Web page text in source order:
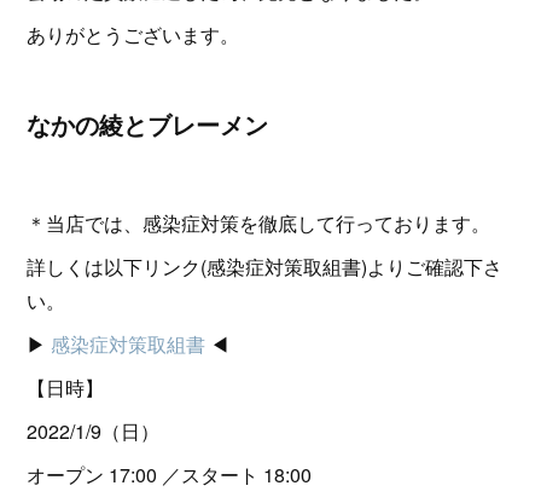
ありがとうございます。
なかの綾とブレーメン
＊当店では、感染症対策を徹底して行っております。
詳しくは以下リンク(感染症対策取組書)よりご確認下さ
い。
▶︎ 感染症対策取組書 ◀︎
【日時】
2022/1/9（日）
オープン 17:00 ／スタート 18:00